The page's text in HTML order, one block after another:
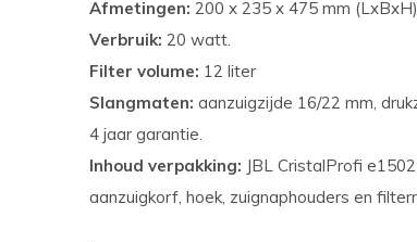
Afmetingen: 200 x 235 x 475 mm
Verbruik: 20 watt.
Filter volume: 12 liter
Slangmaten: aanzuigzijde 16/22 mm,
4 jaar garantie.
Inhoud verpakking: JBL CristalProfi
aanzuigkorf, hoek, zuignaphouders en